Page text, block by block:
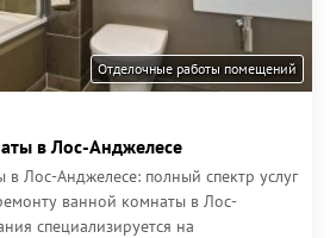
Отделочные работы помещений
в Лос-Анджелесе
Лос-Анджелесе: полный спектр услуг
ванной комнаты в Лос-
специализируется на